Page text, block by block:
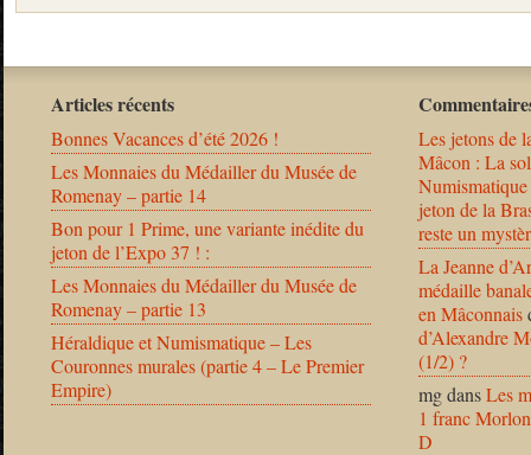
Articles récents
Bonnes Vacances d’été 2026 !
Les Monnaies du Médailler du Musée de
Romenay – partie 14
Bon pour 1 Prime, une variante inédite du
jeton de l’Expo 37 ! :
Les Monnaies du Médailler du Musée de
Romenay – partie 13
Héraldique et Numismatique – Les
Couronnes murales (partie 4 – Le Premier
Empire)
Les jetons de
Mâcon : La
jeton de la
reste un
La Jeanne
médaille
en Mâconnais
d’Alexandre
(1/2) ?
mgdansLes
1 franc
D